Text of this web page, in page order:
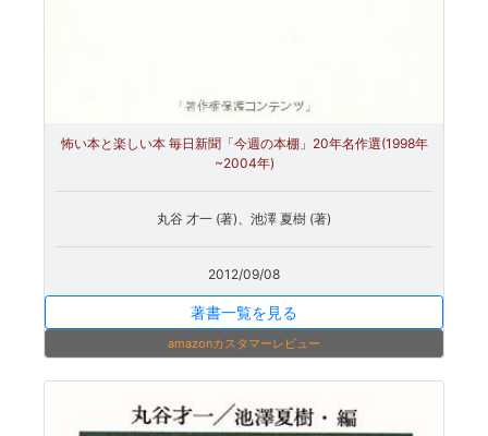
怖い本と楽しい本 毎日新聞「今週の本棚」20年名作選(1998年
~2004年)
丸谷 才一 (著)、池澤 夏樹 (著)
2012/09/08
著書一覧を見る
amazonカスタマーレビュー